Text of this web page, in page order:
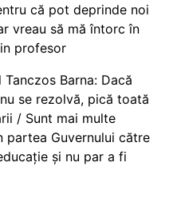
că pot deprinde noi
vreau să mă întorc în
profesor
Barna: Dacă
se rezolvă, pică toată
/ Sunt mai multe
partea Guvernului către
și nu par a fi